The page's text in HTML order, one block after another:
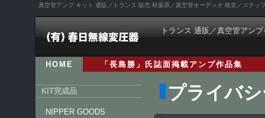
真空管アンプ キット 通販／トランス 販売 秋葉原／真空管オーディオ 格安／ステ
トランス 通販／真空管アン
HOME 「長島勝」氏誌面掲載アンプ作品集
プライバ
KIT完成品
NIPPER GOODS